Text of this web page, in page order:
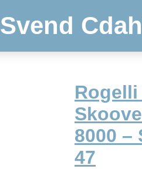
Svend
Rogelli
8000 –
47